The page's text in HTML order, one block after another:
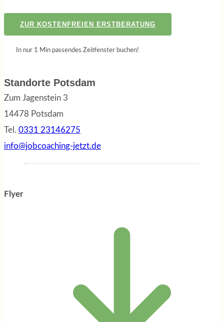
ZUR KOSTENFREIEN ERSTBERATUNG
In nur 1 Min passendes Zeitfenster buchen!
Standorte Potsdam
Zum Jagenstein 3
14478 Potsdam
Tel. 0331 23146275
info@jobcoaching-jetzt.de
Flyer